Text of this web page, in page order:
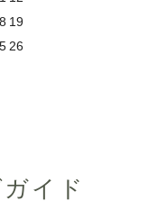
19
26
イド